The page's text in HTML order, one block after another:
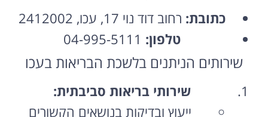
כתובת: רחוב דוד נוי 17, עכו, 2412002
טלפון:
שירותים הניתנים בלשכת הבריאות בעכו
שירותי בריאות סביבתית:
ייעוץ ובדיקות בנושאים הקשורים